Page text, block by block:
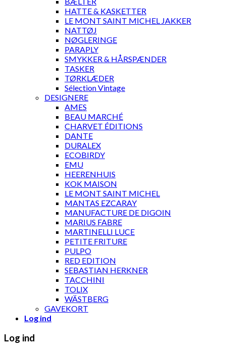
HATTE & KASKETTER
LE MONT SAINT MICHEL JAKKER
NATTØJ
NØGLERINGE
PARAPLY
SMYKKER & HÅRSPÆNDER
TASKER
TØRKLÆDER
Sélection Vintage
DESIGNERE
AMES
BEAU MARCHÉ
CHARVET ÉDITIONS
DANTE
DURALEX
ECOBIRDY
EMU
HEERENHUIS
KOK MAISON
LE MONT SAINT MICHEL
MANTAS EZCARAY
MANUFACTURE DE DIGOIN
MARIUS FABRE
MARTINELLI LUCE
PETITE FRITURE
PULPO
RED EDITION
SEBASTIAN HERKNER
TACCHINI
TOLIX
WÄSTBERG
GAVEKORT
Log ind
Log ind